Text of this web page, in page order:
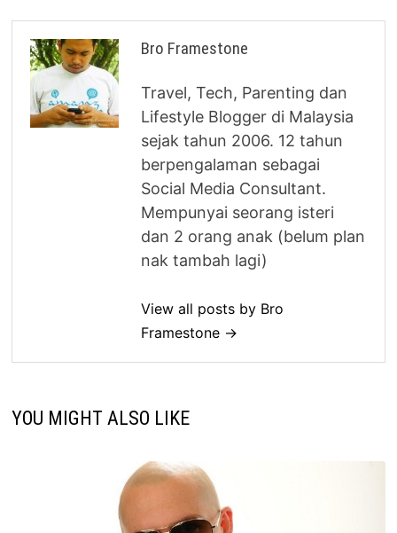
Bro Framestone
Travel, Tech, Parenting dan
Lifestyle Blogger di Malaysia
sejak tahun 2006. 12 tahun
berpengalaman sebagai
Social Media Consultant.
Mempunyai seorang isteri
dan 2 orang anak (belum plan
nak tambah lagi)
View all posts by Bro
Framestone →
YOU MIGHT ALSO LIKE